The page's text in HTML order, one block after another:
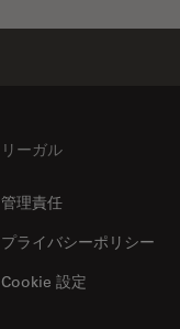
リーガル
管理責任
プライバシーポリシー
Cookie 設定